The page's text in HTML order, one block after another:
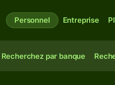
Personnel Entreprise
Recherchez par banque